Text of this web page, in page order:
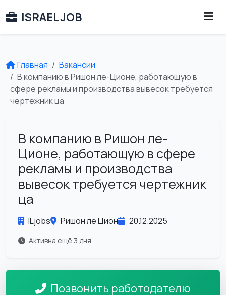
ISRAEL JOB
Главная
Вакансии
В компанию в Ришон ле-Ционе, работающую в
сфере рекламы и производства вывесок требуется
чертежник ца
В компанию в Ришон ле-
Ционе, работающую в сфере
рекламы и производства
вывесок требуется чертежник
ца
ILjobs Ришон ле Цион 20.12.2025
Активна ещё 3 дня
Позвонить работодателю